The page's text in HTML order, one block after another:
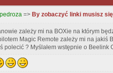
pedroza => By zobaczyć linki musisz
zależy mi na BOXie na którym
Magic Remote zależy mi na jakiś
polecić ? Myślałem wstępnie o Beelink